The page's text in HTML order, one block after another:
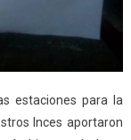
estaciones para la
Inces aportaron